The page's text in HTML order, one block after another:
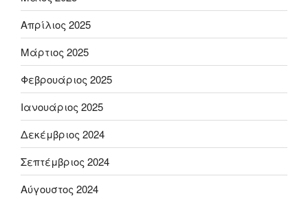
Απρίλιος 2025
Μάρτιος 2025
Φεβρουάριος 2025
Ιανουάριος 2025
Δεκέμβριος 2024
Σεπτέμβριος 2024
Αύγουστος 2024